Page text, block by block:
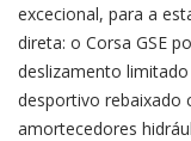
excecional, para a
direta: o Corsa GSE
deslizamento
desportivo rebaixado
amortecedores